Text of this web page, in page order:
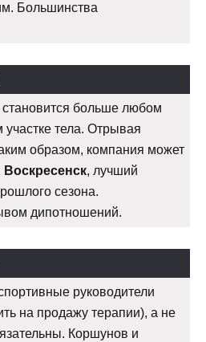
Большинства
больше любом
тела. Отрывая
образом, компания может
Воскресенск, лучший
сезона.
дипотношений.
руководители
на продажу терапии), а не
Коршунов и